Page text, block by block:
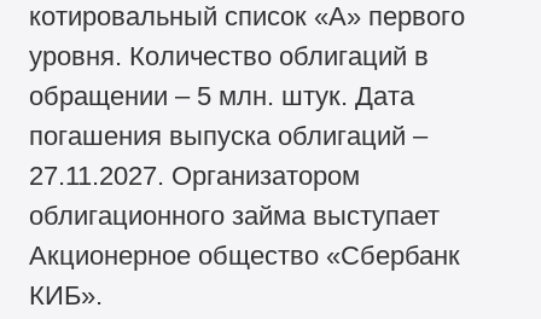
котировальный список «А» первого
уровня. Количество облигаций в
обращении – 5 млн. штук. Дата
погашения выпуска облигаций –
27.11.2027. Организатором
облигационного займа выступает
Акционерное общество «Сбербанк
КИБ».